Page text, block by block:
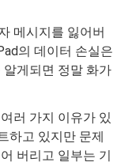
메시지를 잃어버
의 데이터 손실은
게되면 정말 화가
러 가지 이유가 있
하고 있지만 문제
버리고 일부는 기